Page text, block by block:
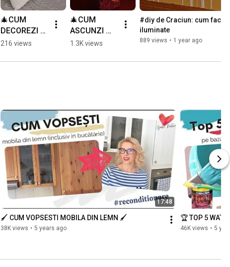
🎄CUM
DECOREZI O
PERNA 🎄
decor de
facut 🎄
216 views
🎄CUM
ASCUNZI
SUPORTUL
🎄Idee
simplu de
facut 🎄
1.3K views
#diy de Craciun: cum faci
iluminate
889 views • 1 year ago
17:48
🖌️ CUM VOPSESTI MOBILA DIN LEMN 🖌️
38K views • 5 years ago
🏆 TOP 5
46K views • 5